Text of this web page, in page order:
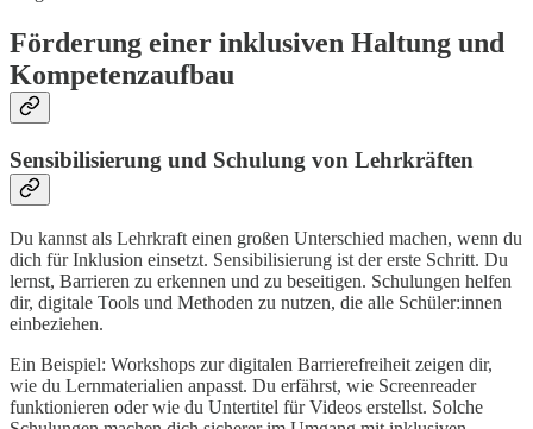
Förderung einer inklusiven Haltung und
Kompetenzaufbau
Sensibilisierung und Schulung von Lehrkräften
Du kannst als Lehrkraft einen großen Unterschied machen, wenn du
dich für Inklusion einsetzt. Sensibilisierung ist der erste Schritt. Du
lernst, Barrieren zu erkennen und zu beseitigen. Schulungen helfen
dir, digitale Tools und Methoden zu nutzen, die alle Schüler:innen
einbeziehen.
Ein Beispiel: Workshops zur digitalen Barrierefreiheit zeigen dir,
wie du Lernmaterialien anpasst. Du erfährst, wie Screenreader
funktionieren oder wie du Untertitel für Videos erstellst. Solche